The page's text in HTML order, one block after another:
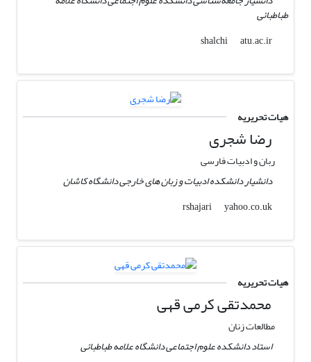
طباطبائی
shalchi
atu.ac.ir
هیات تحریریه
رضا شجری
ربان و ادبیات فارسی
دانشیار دانشکده ادبیات و زبان های خارجی دانشگاه کاشان
rshajari
yahoo.co.uk
هیات تحریریه
محمدتقی کرمی قهی
مطالعات زنان
استاد دانشکده علوم اجتماعی دانشگاه علامه طباطبائی